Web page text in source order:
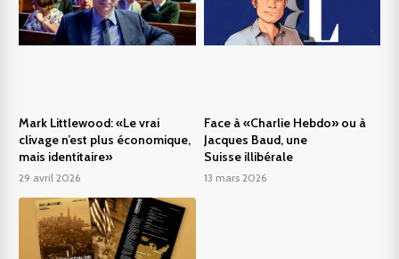
Mark Littlewood: «Le vrai
clivage n’est plus économique,
mais identitaire»
29 avril 2026
Face à «Charlie Hebdo» ou à
Jacques Baud, une
Suisse illibérale
13 mars 2026